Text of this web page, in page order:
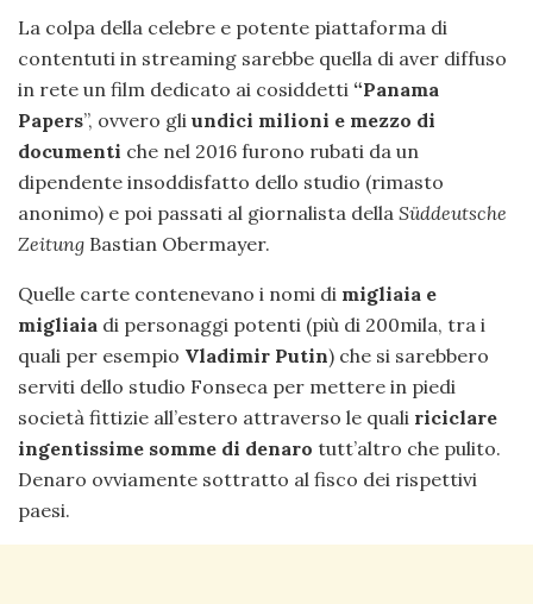
La colpa della celebre e potente piattaforma di
contentuti in streaming sarebbe quella di aver diffuso
in rete un film dedicato ai cosiddetti “Panama
Papers”, ovvero gli undici milioni e mezzo di
documenti che nel 2016 furono rubati da un
dipendente insoddisfatto dello studio (rimasto
anonimo) e poi passati al giornalista della Süddeutsche
Zeitung Bastian Obermayer.
Quelle carte contenevano i nomi di migliaia e
migliaia di personaggi potenti (più di 200mila, tra i
quali per esempio Vladimir Putin) che si sarebbero
serviti dello studio Fonseca per mettere in piedi
società fittizie all’estero attraverso le quali riciclare
ingentissime somme di denaro tutt’altro che pulito.
Denaro ovviamente sottratto al fisco dei rispettivi
paesi.